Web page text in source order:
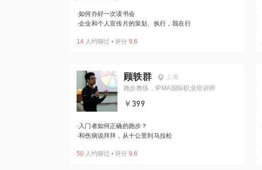
·如何办好一次读书会
·企业和个人宣传片的策划、执行，我在行
14 人约聊过 • 评分 9.6
顾轶群
上海
跑步教练，IPMA国际职业培训师
￥399
· 入门者如何正确的跑步？
·和伤病说拜拜，从十公里到马拉松
50 人约聊过 • 评分 9.6